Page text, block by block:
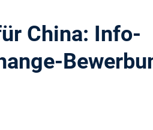
China: Info-